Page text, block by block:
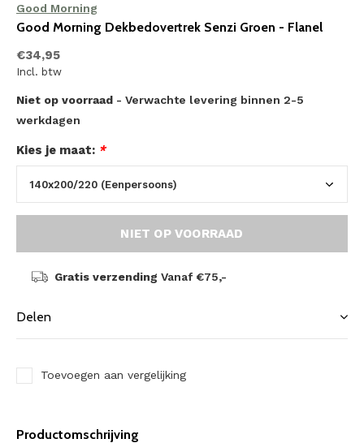
Good Morning
Good Morning Dekbedovertrek Senzi Groen - Flanel
€34,95
Incl. btw
Niet op voorraad - Verwachte levering binnen 2-5
werkdagen
Kies je maat: *
NIET OP VOORRAAD
Gratis verzending Vanaf €75,-
Delen
Toevoegen aan vergelijking
Productomschrijving